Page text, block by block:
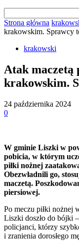
Strona główna
krakowskim. Sprawcy
krakowski
Atak maczetą
krakowskim.
24 października 2024
0
W gminie Liszki w
pobicia, w którym
piłki nożnej
Obezwładnili go,
maczetą.
piersiowej.
Po meczu piłki nożnej
Liszki doszło do bójki
policjanci, którzy
i zranienia dorosłego